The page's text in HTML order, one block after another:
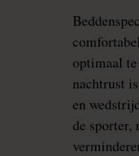
optimaal
nachtrust
en
de sporter,